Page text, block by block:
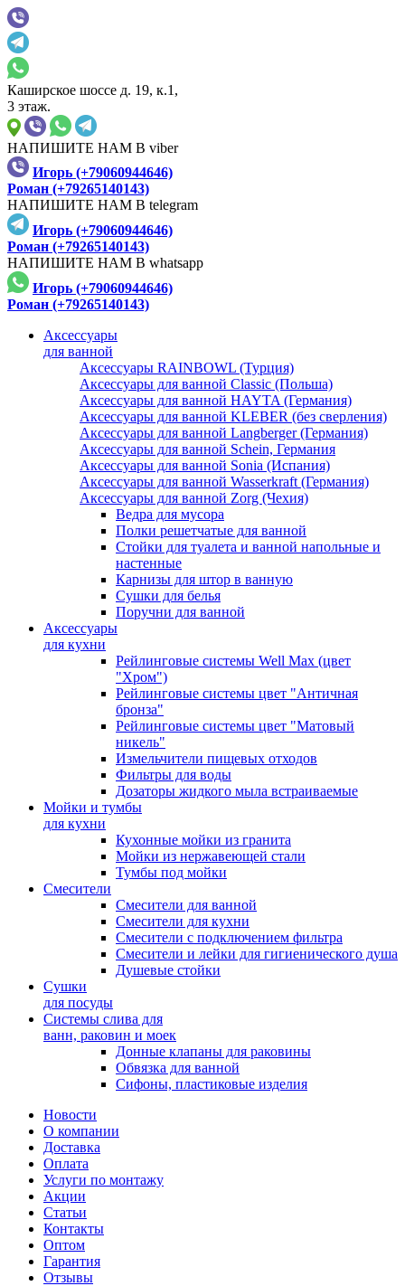
Каширское шоссе д. 19, к.1,
3 этаж.
НАПИШИТЕ НАМ В viber
Игорь (+79060944646)
Роман (+79265140143)
НАПИШИТЕ НАМ В telegram
Игорь (+79060944646)
Роман (+79265140143)
НАПИШИТЕ НАМ В whatsapp
Игорь (+79060944646)
Роман (+79265140143)
Аксессуары
для ванной
Аксессуары RAINBOWL (Турция)
Аксессуары для ванной Classic (Польша)
Аксессуары для ванной HAYTA (Германия)
Аксессуары для ванной KLEBER (без сверления)
Аксессуары для ванной Langberger (Германия)
Аксессуары для ванной Schein, Германия
Аксессуары для ванной Sonia (Испания)
Аксессуары для ванной Wasserkraft (Германия)
Аксессуары для ванной Zorg (Чехия)
Ведра для мусора
Полки решетчатые для ванной
Стойки для туалета и ванной напольные и
настенные
Карнизы для штор в ванную
Сушки для белья
Поручни для ванной
Аксессуары
для кухни
Рейлинговые системы Well Max (цвет
"Хром")
Рейлинговые системы цвет "Античная
бронза"
Рейлинговые системы цвет "Матовый
никель"
Измельчители пищевых отходов
Фильтры для воды
Дозаторы жидкого мыла встраиваемые
Мойки и тумбы
для кухни
Кухонные мойки из гранита
Мойки из нержавеющей стали
Тумбы под мойки
Смесители
Смесители для ванной
Смесители для кухни
Смесители с подключением фильтра
Cмесители и лейки для гигиенического душа
Душевые стойки
Сушки
для посуды
Системы слива для
ванн, раковин и моек
Донные клапаны для раковины
Обвязка для ванной
Сифоны, пластиковые изделия
Новости
О компании
Доставка
Оплата
Услуги по монтажу
Акции
Статьи
Контакты
Оптом
Гарантия
Отзывы